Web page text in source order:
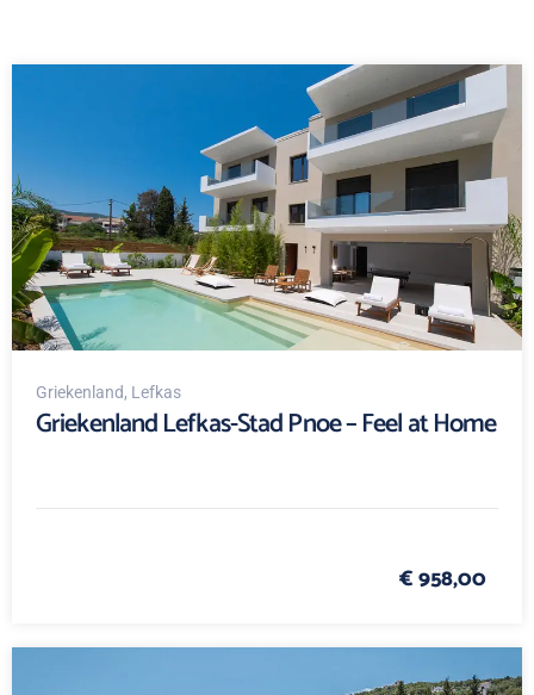
Griekenland, Lefkas
Griekenland Lefkas-Stad Pnoe – Feel at Home
€ 958,00